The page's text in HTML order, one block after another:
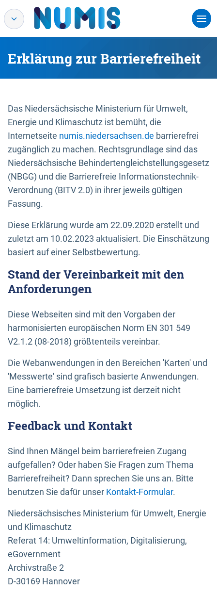
Erklärung zur Barrierefreiheit
Das Niedersächsische Ministerium für Umwelt,
Energie und Klimaschutz ist bemüht, die
Internetseite numis.niedersachsen.de barrierefrei
zugänglich zu machen. Rechtsgrundlage sind das
Niedersächsische Behindertengleichstellungsgesetz
(NBGG) und die Barrierefreie Informationstechnik-
Verordnung (BITV 2.0) in ihrer jeweils gültigen
Fassung.
Diese Erklärung wurde am 22.09.2020 erstellt und
zuletzt am 10.02.2023 aktualisiert. Die Einschätzung
basiert auf einer Selbstbewertung.
Stand der Vereinbarkeit mit den
Anforderungen
Diese Webseiten sind mit den Vorgaben der
harmonisierten europäischen Norm EN 301 549
V2.1.2 (08-2018) größtenteils vereinbar.
Die Webanwendungen in den Bereichen 'Karten' und
'Messwerte' sind grafisch basierte Anwendungen.
Eine barrierefreie Umsetzung ist derzeit nicht
möglich.
Feedback und Kontakt
Sind Ihnen Mängel beim barrierefreien Zugang
aufgefallen? Oder haben Sie Fragen zum Thema
Barrierefreiheit? Dann sprechen Sie uns an. Bitte
benutzen Sie dafür unser Kontakt-Formular.
Niedersächsisches Ministerium für Umwelt, Energie
und Klimaschutz
Referat 14: Umweltinformation, Digitalisierung,
eGovernment
Archivstraße 2
D-30169 Hannover